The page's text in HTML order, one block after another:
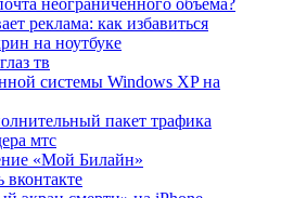
неограниченного объема?
реклама: как избавиться
на ноутбуке
тв
системы Windows XP на
пакет трафика
мтс
«Мой Билайн»
вконтакте